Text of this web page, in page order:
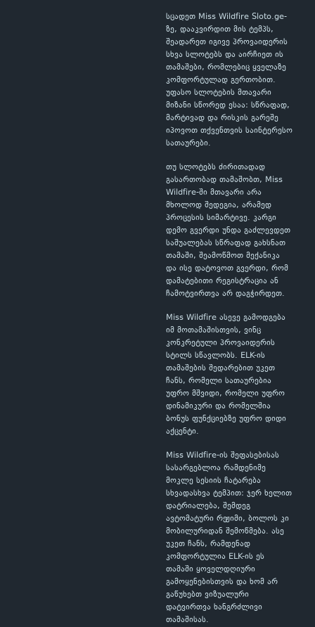
სცადეთ Miss Wildfire Sloto.ge-
ზე, დააკვირდით მის ტემპს,
შეადარეთ იგივე პროვაიდერის
სხვა სლოტებს და აირჩიეთ ის
თამაშები, რომლებიც ყველაზე
კომფორტულად გერთობით.
უფასო სლოტების მთავარი
მიზანი სწორედ ესაა: სწრაფად,
მარტივად და რისკის გარეშე
იპოვოთ თქვენთვის საინტერესო
სათაურები.
თუ სლოტებს ძირითადად
გასართობად თამაშობთ, Miss
Wildfire-ში მთავარი არა
მხოლოდ შედეგია, არამედ
პროცესის სიმარტივე. კარგი
დემო გვერდი უნდა გაძლევდეთ
საშუალებას სწრაფად გახსნათ
თამაში, შეამოწმოთ მექანიკა
და ისე დატოვოთ გვერდი, რომ
დამატებითი რეგისტრაცია ან
ჩამოტვირთვა არ დაგჭირდეთ.
Miss Wildfire ასევე გამოდგება
იმ მოთამაშისთვის, ვინც
კონკრეტული პროვაიდერის
სტილს სწავლობს. ELK-ის
თამაშების შედარებით უკეთ
ჩანს, რომელი სათაურებია
უფრო მშვიდი, რომელი უფრო
დინამიკური და რომელშია
ბონუს ფუნქციებზე უფრო დიდი
აქცენტი.
Miss Wildfire-ის შეფასებისას
სასარგებლოა რამდენიმე
მოკლე სესიის ჩატარება
სხვადასხვა ტემპით: ჯერ ხელით
დატრიალება, შემდეგ
ავტომატური რეჟიმი, ბოლოს კი
მობილურიდან შემოწმება. ასე
უკეთ ჩანს, რამდენად
კომფორტულია ELK-ის ეს
თამაში ყოველდღიური
გამოყენებისთვის და ხომ არ
გაწუხებთ ვიზუალური
დატვირთვა ხანგრძლივი
თამაშისას.